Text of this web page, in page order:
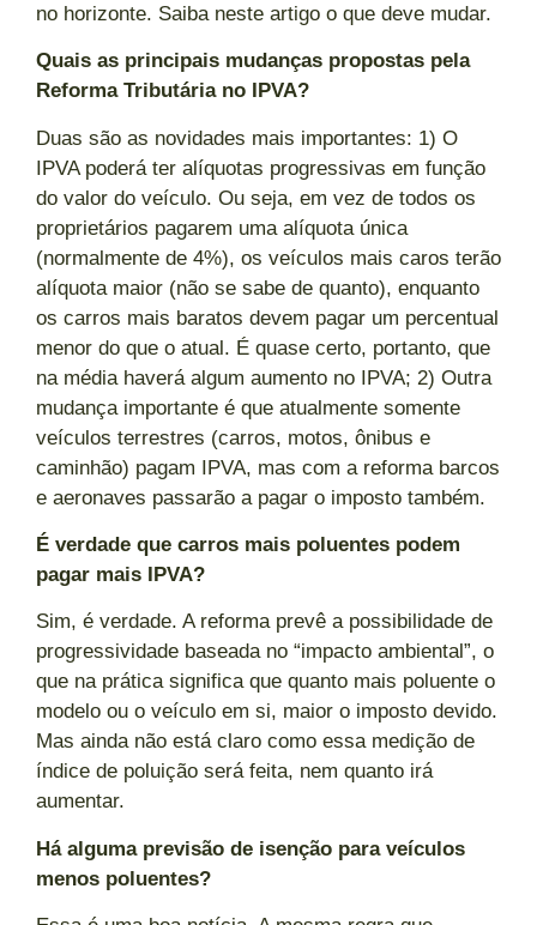
no horizonte. Saiba neste artigo o que deve mudar.
Quais as principais mudanças propostas pela
Reforma Tributária no IPVA?
Duas são as novidades mais importantes: 1) O
IPVA poderá ter alíquotas progressivas em função
do valor do veículo. Ou seja, em vez de todos os
proprietários pagarem uma alíquota única
(normalmente de 4%), os veículos mais caros terão
alíquota maior (não se sabe de quanto), enquanto
os carros mais baratos devem pagar um percentual
menor do que o atual. É quase certo, portanto, que
na média haverá algum aumento no IPVA; 2) Outra
mudança importante é que atualmente somente
veículos terrestres (carros, motos, ônibus e
caminhão) pagam IPVA, mas com a reforma barcos
e aeronaves passarão a pagar o imposto também.
É verdade que carros mais poluentes podem
pagar mais IPVA?
Sim, é verdade. A reforma prevê a possibilidade de
progressividade baseada no “impacto ambiental”, o
que na prática significa que quanto mais poluente o
modelo ou o veículo em si, maior o imposto devido.
Mas ainda não está claro como essa medição de
índice de poluição será feita, nem quanto irá
aumentar.
Há alguma previsão de isenção para veículos
menos poluentes?